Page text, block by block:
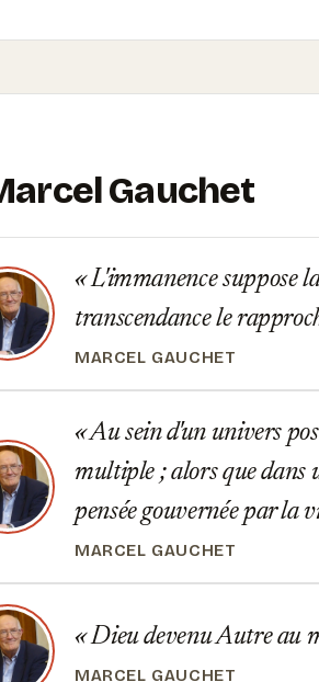
Gauchet
L'immanence suppose
transcendance le
MARCEL GAUCHET
Au sein d'un univers
multiple ; alors que dans
pensée gouvernée par la
MARCEL GAUCHET
Dieu devenu Autre au
MARCEL GAUCHET